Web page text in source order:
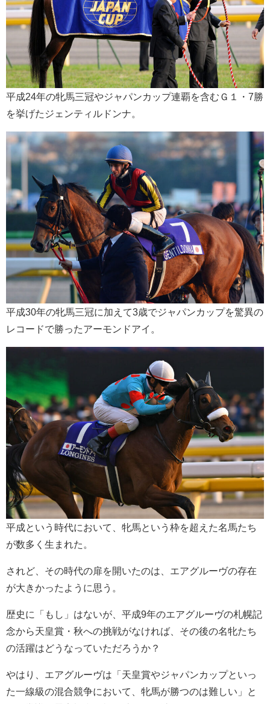
平成24年の牝馬三冠やジャパンカップ連覇を含むＧ１・7勝
を挙げたジェンティルドンナ。
平成30年の牝馬三冠に加えて3歳でジャパンカップを驚異の
レコードで勝ったアーモンドアイ。
平成という時代において、牝馬という枠を超えた名馬たち
が数多く生まれた。
されど、その時代の扉を開いたのは、エアグルーヴの存在
が大きかったように思う。
歴史に「もし」はないが、平成9年のエアグルーヴの札幌記
念から天皇賞・秋への挑戦がなければ、その後の名牝たち
の活躍はどうなっていただろうか？
やはり、エアグルーヴは「天皇賞やジャパンカップといっ
た一線級の混合競争において、牝馬が勝つのは難しい」と